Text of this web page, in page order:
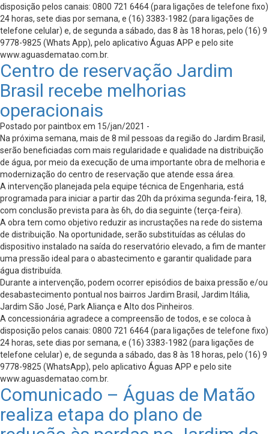
disposição pelos canais: 0800 721 6464 (para ligações de telefone fixo)
24 horas, sete dias por semana, e (16) 3383-1982 (para ligações de
telefone celular) e, de segunda a sábado, das 8 às 18 horas, pelo (16) 9
9778-9825 (Whats App), pelo aplicativo Águas APP e pelo site
www.aguasdematao.com.br.
Centro de reservação Jardim
Brasil recebe melhorias
operacionais
Postado por paintbox em 15/jan/2021 -
Na próxima semana, mais de 8 mil pessoas da região do Jardim Brasil,
serão beneficiadas com mais regularidade e qualidade na distribuição
de água, por meio da execução de uma importante obra de melhoria e
modernização do centro de reservação que atende essa área.
A intervenção planejada pela equipe técnica de Engenharia, está
programada para iniciar a partir das 20h da próxima segunda-feira, 18,
com conclusão prevista para às 6h, do dia seguinte (terça-feira).
A obra tem como objetivo reduzir as incrustações na rede do sistema
de distribuição. Na oportunidade, serão substituídas as células do
dispositivo instalado na saída do reservatório elevado, a fim de manter
uma pressão ideal para o abastecimento e garantir qualidade para
água distribuída.
Durante a intervenção, podem ocorrer episódios de baixa pressão e/ou
desabastecimento pontual nos bairros Jardim Brasil, Jardim Itália,
Jardim São José, Park Aliança e Alto dos Pinheiros.
A concessionária agradece a compreensão de todos, e se coloca à
disposição pelos canais: 0800 721 6464 (para ligações de telefone fixo)
24 horas, sete dias por semana, e (16) 3383-1982 (para ligações de
telefone celular) e, de segunda a sábado, das 8 às 18 horas, pelo (16) 9
9778-9825 (WhatsApp), pelo aplicativo Águas APP e pelo site
www.aguasdematao.com.br.
Comunicado – Águas de Matão
realiza etapa do plano de